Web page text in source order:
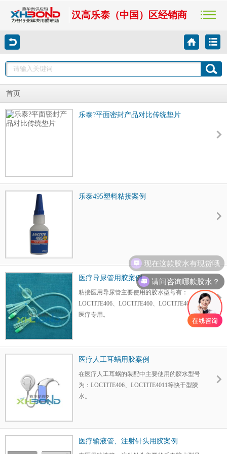
汉高乐泰（中国）区经销商
首页
乐泰?平面密封产品对比传统垫片
乐泰495塑料粘接案例
医疗导尿管用胶案例
粘接医用导尿管主要使用的胶水型号有：
LOCTITE406、LOCTITE460、LOCTITE4011等
医疗专用。
医疗人工耳蜗用胶案例
在医疗人工耳蜗的装配中主要使用的胶水型号
为：LOCTITE406、LOCTITE4011等快干型胶
水。
医疗输液管、注射针头用胶案例
请问咨询哪款胶水？
现在这款胶水有现货哦